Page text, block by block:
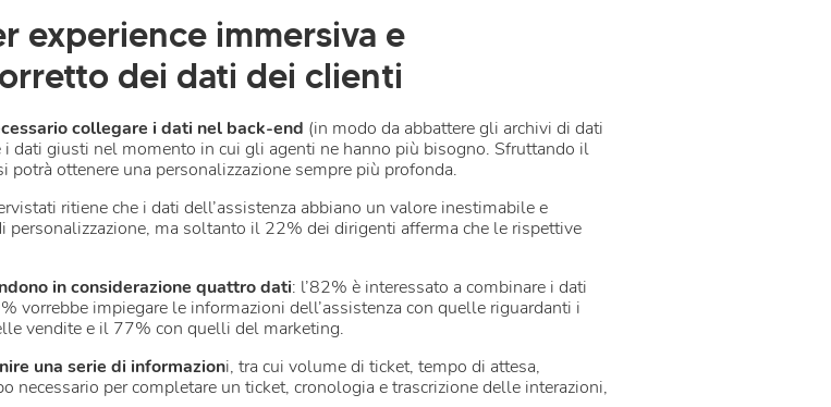
experience immersiva e
dei dati dei clienti
collegare i dati nel back-end (in modo da abbattere gli archivi di dati
i dati giusti nel momento in cui gli agenti ne hanno più bisogno. Sfruttando il
ottenere una personalizzazione sempre più profonda.
ritiene che i dati dell’assistenza abbiano un valore inestimabile e
ma soltanto il 22% dei dirigenti afferma che le rispettive
in considerazione quattro dati: l’82% è interessato a combinare i dati
vorrebbe impiegare le informazioni dell’assistenza con quelle riguardanti i
vendite e il 77% con quelli del marketing.
una serie di informazioni, tra cui volume di ticket, tempo di attesa,
necessario per completare un ticket, cronologia e trascrizione delle interazioni,